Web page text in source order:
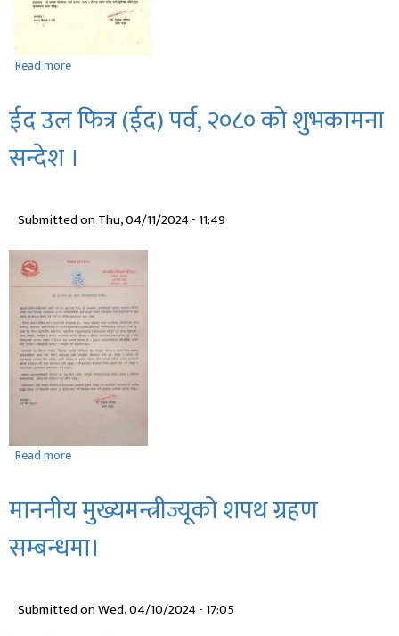
Read moreabout
वि‍.स.
२०८१
को
ईद उल फित्र (ईद) पर्व, २०८० को शुभकामना
सन्देश ।
Submitted on Thu, 04/11/2024 - 11:49
Read moreabout
फित्र
(ईद)
पर्व,
शुभकामना
माननीय मुख्यमन्त्रीज्यूको शपथ ग्रहण
सम्बन्धमा।
Submitted on Wed, 04/10/2024 - 17:05